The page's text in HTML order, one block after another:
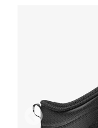
이전